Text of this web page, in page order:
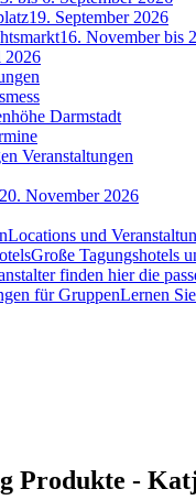
19. September 2026
16. November bis
2026
Darmstadt
Veranstaltungen
20. November 2026
Locations und
Große Tagungshotels
finden hier die
für GruppenLernen
Produkte -